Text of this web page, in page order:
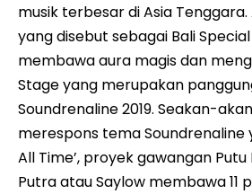
musik terbesar di Asia
yang disebut sebagai Bali
membawa aura magis dan
Stage yang merupakan
Soundrenaline 2019. Seakan-
merespons tema Soundrenaline
All Time’, proyek gawangan
Putra atau Saylow membawa 11